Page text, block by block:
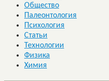
Общество
Палеонтология
Психология
Статьи
Технологии
Физика
Химия